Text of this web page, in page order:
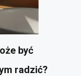
być
radzić?